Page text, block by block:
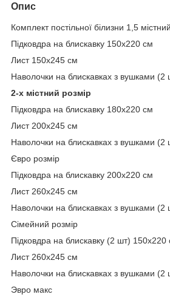
Опис
Комплект постільної білизни 1,5
Підковдра на блискавку 150х220 см
Лист 150х245 см
Наволочки на блискавках з вушками (2
2-х містний розмір
Підковдра на блискавку 180х220 см
Лист 200х245 см
Наволочки на блискавках з вушками (2
Євро розмір
Підковдра на блискавку 200х220 см
Лист 260х245 см
Наволочки на блискавках з вушками (2
Сімейний розмір
Підковдра на блискавку (2 шт) 150х220
Лист 260х245 см
Наволочки на блискавках з вушками (2
Эвро макс